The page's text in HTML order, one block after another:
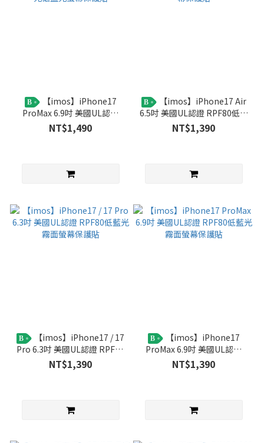
B
ProMax 6.9吋 美國UL認證
CPF60 AR低反光低藍光螢幕
保護貼
NT$1,490
B
6.5吋 美國UL認證 RPF80低藍
光霧面螢幕保護貼
NT$1,390
B
Pro 6.3吋 美國UL認證 RPF80
低藍光霧面螢幕保護貼
NT$1,390
B
ProMax 6.9吋 美國UL認證
RPF80低藍光霧面螢幕保護貼
NT$1,390